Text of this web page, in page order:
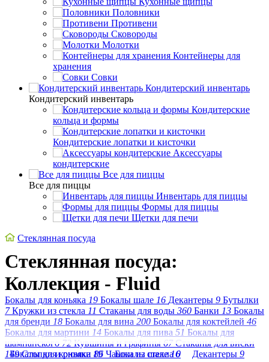
Половники
Противени
Сковороды
Молотки
Контейнеры для
хранения
Совки
Кондитерский инвентарь
Кондитерский инвентарь
Кондитерские
кольца и формы
Кондитерские лопатки и кисточки
Аксессуары
кондитерские
Все для пиццы
Все для пиццы
Инвентарь для пиццы
Формы для пиццы
Щетки для печи
Стеклянная посуда
Стеклянная посуда:
Коллекция - Fluid
Бокалы для коньяка 19 Бокалы шале 16 Декантеры 9 Бутылки
7 Кружки из стекла 11 Стаканы для воды 360 Банки 13 Бокалы
для бренди 18 Бокалы для вина 200 Бокалы для коктейлей 46
Бокалы для мартини 14 Бокалы для пива 51 Бокалы для
шампанского 72 Кувшины и графины 67 Стаканы для виски
149 Стопки и рюмки 86 Чашки из стекла 0
Бокалы для коньяка 19 Бокалы шале 16 Декантеры 9